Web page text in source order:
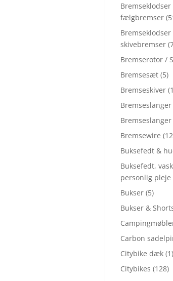
fælgbremser
skivebremser
Bremserotor /
Bremsesæt (5)
Bremseskiver
Bremsewire
Buksefedt &
Buksefedt,
personlig pleje
Bukser (5)
Bukser &
Carbon
Citybike dæk (1)
Citybikes (128)